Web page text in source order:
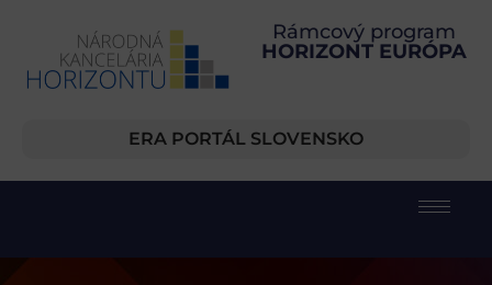
Rámcový program
HORIZONT EURÓPA
ERA PORTÁL SLOVENSKO